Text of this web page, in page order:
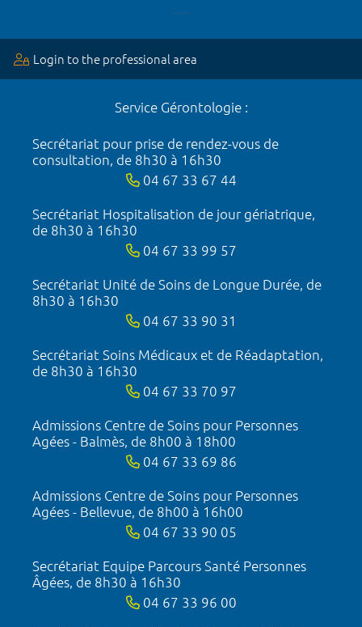
Login to the professional area
Service Gérontologie :
Secrétariat pour prise de rendez-vous de
consultation, de 8h30 à 16h30
04 67 33 67 44
Secrétariat Hospitalisation de jour gériatrique,
de 8h30 à 16h30
04 67 33 99 57
Secrétariat Unité de Soins de Longue Durée, de
8h30 à 16h30
04 67 33 90 31
Secrétariat Soins Médicaux et de Réadaptation,
de 8h30 à 16h30
04 67 33 70 97
Admissions Centre de Soins pour Personnes
Agées - Balmès, de 8h00 à 18h00
04 67 33 69 86
Admissions Centre de Soins pour Personnes
Agées - Bellevue, de 8h00 à 16h00
04 67 33 90 05
Secrétariat Equipe Parcours Santé Personnes
Âgées, de 8h30 à 16h30
04 67 33 96 00